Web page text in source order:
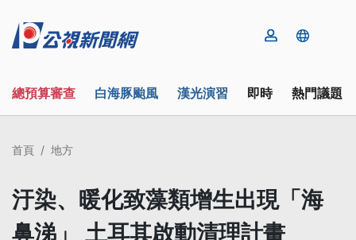
總預算審查 白海豚颱風 漢光演習 即時 熱門議題
首頁 地方
汙染、暖化致藻類增生出現「海
鼻涕」 土耳其啟動清理計畫